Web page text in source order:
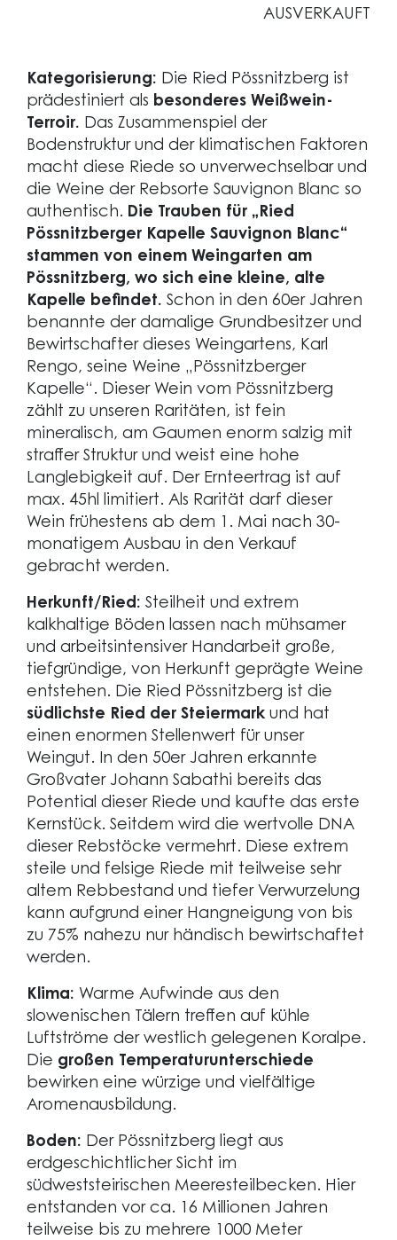
AUSVERKAUFT
Kategorisierung: Die Ried Pössnitzberg ist
prädestiniert als besonderes Weißwein-
Terroir. Das Zusammenspiel der
Bodenstruktur und der klimatischen Faktoren
macht diese Riede so unverwechselbar und
die Weine der Rebsorte Sauvignon Blanc so
authentisch. Die Trauben für „Ried
Pössnitzberger Kapelle Sauvignon Blanc“
stammen von einem Weingarten am
Pössnitzberg, wo sich eine kleine, alte
Kapelle befindet. Schon in den 60er Jahren
benannte der damalige Grundbesitzer und
Bewirtschafter dieses Weingartens, Karl
Rengo, seine Weine „Pössnitzberger
Kapelle“. Dieser Wein vom Pössnitzberg
zählt zu unseren Raritäten, ist fein
mineralisch, am Gaumen enorm salzig mit
straffer Struktur und weist eine hohe
Langlebigkeit auf. Der Ernteertrag ist auf
max. 45hl limitiert. Als Rarität darf dieser
Wein frühestens ab dem 1. Mai nach 30-
monatigem Ausbau in den Verkauf
gebracht werden.
Herkunft/Ried: Steilheit und extrem
kalkhaltige Böden lassen nach mühsamer
und arbeitsintensiver Handarbeit große,
tiefgründige, von Herkunft geprägte Weine
entstehen. Die Ried Pössnitzberg ist die
südlichste Ried der Steiermarkund hat
einen enormen Stellenwert für unser
Weingut. In den 50er Jahren erkannte
Großvater Johann Sabathi bereits das
Potential dieser Riede und kaufte das erste
Kernstück. Seitdem wird die wertvolle DNA
dieser Rebstöcke vermehrt. Diese extrem
steile und felsige Riede mit teilweise sehr
altem Rebbestand und tiefer Verwurzelung
kann aufgrund einer Hangneigung von bis
zu 75% nahezu nur händisch bewirtschaftet
werden.
Klima: Warme Aufwinde aus den
slowenischen Tälern treffen auf kühle
Luftströme der westlich gelegenen Koralpe.
Die großen Temperaturunterschiede
bewirken eine würzige und vielfältige
Aromenausbildung.
Boden: Der Pössnitzberg liegt aus
erdgeschichtlicher Sicht im
südweststeirischen Meeresteilbecken. Hier
entstanden vor ca. 16 Millionen Jahren
teilweise bis zu mehrere 1000 Meter